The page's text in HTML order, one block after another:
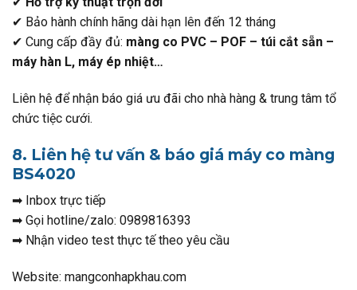
✔ Bảo hành chính hãng dài hạn lên đến 12 tháng
✔ Cung cấp đầy đủ: màng co PVC – POF – túi cắt sẵn –
máy hàn L, máy ép nhiệt…
Liên hệ để nhận báo giá ưu đãi cho nhà hàng & trung tâm tổ
chức tiệc cưới.
8. Liên hệ tư vấn & báo giá máy co màng
BS4020
➡ Inbox trực tiếp
➡ Gọi hotline/zalo: 0989816393
➡ Nhận video test thực tế theo yêu cầu
Website: mangconhapkhau.com